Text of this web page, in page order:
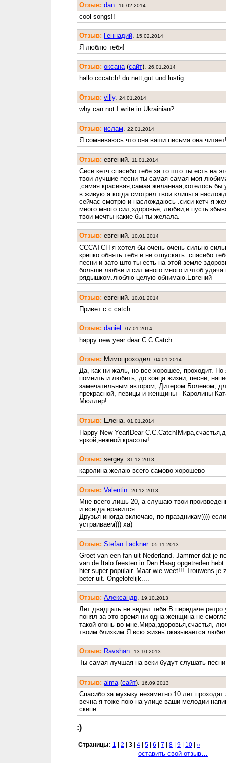
Отзыв: dan 16.02.2014
cool songs!!
Отзыв: Геннадий 15.02.2014
Я люблю тебя!
Отзыв: оксана(cайт). 26.01.2014
hallo cccatch! du nett,gut und lustig.
Отзыв: villy. 24.01.2014
why can not I write in Ukrainian?
Отзыв: ислам 22.01.2014
Я сомневаюсь что она ваши письма она
Отзыв: евгений. 11.01.2014
Сиси кетч спасибо тебе за то што ты есть на
твои лучшие песни ты самая самая моя
,самая красивая,самая желанная,хотелось бы
в живую.я когда смотрел твои клипы я
сейчас смотрю и наслождаюсь .сиси кетч я
много много сил,здоровье, любви,и пусть
твои мечты какие бы ты желала.
Отзыв: евгений. 10.01.2014
CCCATCH я хотел бы очень очень сильно
крепко обнять тебя и не отпускать. спасибо
песни и зато што ты есть на этой земле
больше любви и сил много много и чтоб удача
рядышком.люблю целую обнимаю.Евгений
Отзыв: евгений. 10.01.2014
Привет c.c.catch
Отзыв: daniel . 07.01.2014
happy new year dear C C Catch.
Отзыв: Мимопроходил. 04.01.2014
Да, как ни жаль, но все хорошее, проходит. Но
помнить и любить, до конца жизни, песни,
замечательным автором, Дитером Боленом,
прекрасной, певицы и женщины - Каролины
Мюллер!
Отзыв: Елена. 01.01.2014
Happy New Year!Dear
яркой,нежной красоты!
Отзыв: sergey. 31.12.2013
каролина желаю всего самово хорошево
Отзыв: Valentin. 20.12.2013
Мне всего лишь 20, а слушаю твои
и всегда нравится...
Друзья иногда включаю, по праздникам))))
устраиваем))) ха)
Отзыв: Stefan Lackner. 05.11.2013
Groet van een fan uit Nederland. Jammer dat je
van de Italo feesten in Den Haag opgetreden
hier super populair. Maar wie weet!!! Trouwens je
beter uit. Ongelofelijk....
Отзыв: Александр. 19.10.2013
Лет двадцать не видел тебя.В передаче ретро
понял за это время ни одна женщина не
такой огонь во мне.Мира,здоровья,счастья,
твоим близким.Я всю жизнь оказывается
Отзыв: Ravshan. 13.10.2013
Ты самая лучшая на веки будут слушать песни
Отзыв: alma (cайт). 16.09.2013
Спасибо за музыку незаметно 10 лет проходят
вечна я тоже пою на улице ваши мелодии
скипе
:)
Страницы: 1 2 3 4 5 6 7 8 9 10 »
оставить свой отзыв…